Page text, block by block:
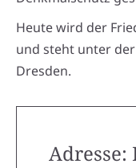
Heute wird der
und steht unter
Dresden.
Adresse: